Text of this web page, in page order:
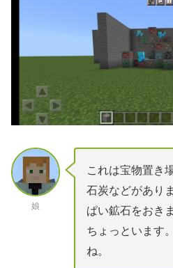
娘
これは宝物置き
石炭などがあり
ぱい鉱石をおき
ちょっといます
ね。